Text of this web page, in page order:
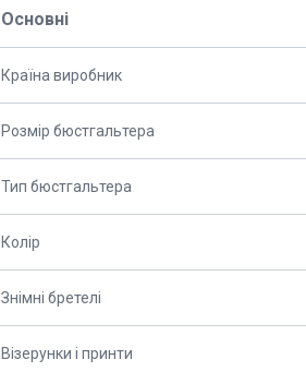
Основні
Країна виробник
Розмір бюстгальтера
Тип бюстгальтера
Колір
Знімні бретелі
Візерунки і принти